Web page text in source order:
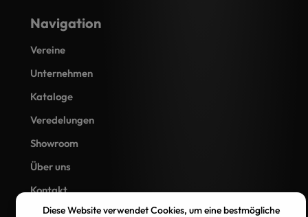
Navigation
Vereine
Unternehmen
Kataloge
Veredelungen
Showroom
Über uns
Kontakt
Diese Website verwendet Cookies, um eine bestmögliche